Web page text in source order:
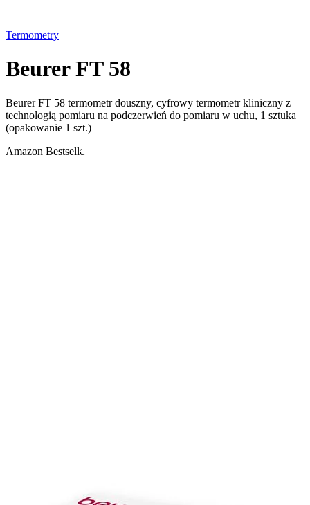
Termometry
Beurer FT 58
Beurer FT 58 termometr douszny, cyfrowy termometr kliniczny z
technologią pomiaru na podczerwień do pomiaru w uchu, 1 sztuka
(opakowanie 1 szt.)
Amazon Bestseller